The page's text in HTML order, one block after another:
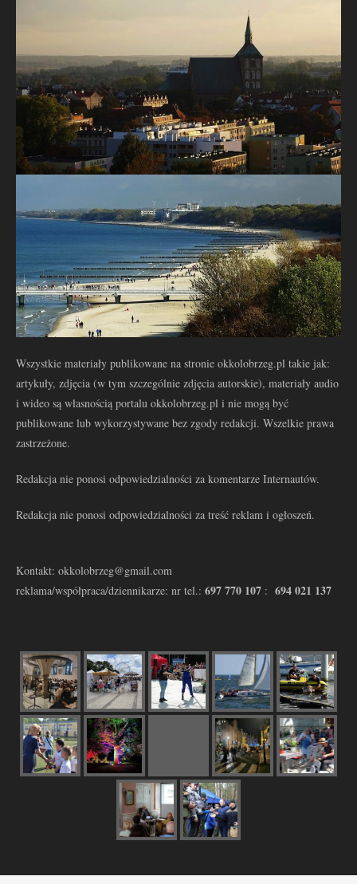
Wszystkie materiały publikowane na stronie okkolobrzeg.pl takie jak:
artykuły, zdjęcia (w tym szczególnie zdjęcia autorskie), materiały audio
i wideo są własnością portalu okkolobrzeg.pl i nie mogą być
publikowane lub wykorzystywane bez zgody redakcji. Wszelkie prawa
zastrzeżone.
Redakcja nie ponosi odpowiedzialności za komentarze Internautów.
Redakcja nie ponosi odpowiedzialności za treść reklam i ogłoszeń.
Kontakt: okkolobrzeg@gmail.com
reklama/współpraca/dziennikarze: nr tel.: 697 770 107 : 694 021 137